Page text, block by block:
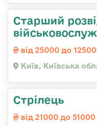
Стаpший
від 25000 до
Київ, Київська
Стрілець
від 21000 до